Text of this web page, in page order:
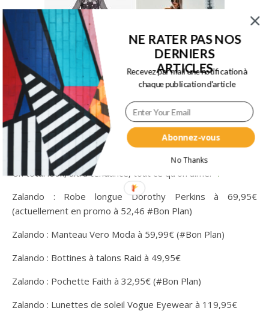
Un total look, ultra tendance, tout ce qu’on aime.
Zalando : Robe longue Dorothy Perkins à 69,95€
(actuellement en promo à 52,46 #Bon Plan)
Zalando : Manteau Vero Moda à 59,99€ (#Bon Plan)
Zalando : Bottines à talons Raid à 49,95€
Zalando : Pochette Faith à 32,95€ (#Bon Plan)
Zalando : Lunettes de soleil Vogue Eyewear à 119,95€
Abonnez-vous
NE RATER PAS NOS
DERNIERS
ARTICLES
Recevez par mail une notification à
chaque publication d'article
No Thanks